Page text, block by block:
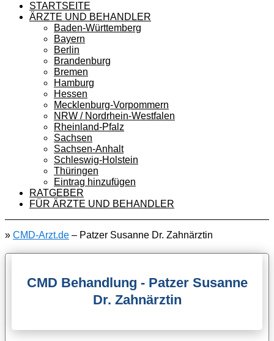
STARTSEITE
ÄRZTE UND BEHANDLER
Baden-Württemberg
Bayern
Berlin
Brandenburg
Bremen
Hamburg
Hessen
Mecklenburg-Vorpommern
NRW / Nordrhein-Westfalen
Rheinland-Pfalz
Sachsen
Sachsen-Anhalt
Schleswig-Holstein
Thüringen
Eintrag hinzufügen
RATGEBER
FÜR ÄRZTE UND BEHANDLER
» CMD-Arzt.de – Patzer Susanne Dr. Zahnärztin
CMD Behandlung - Patzer Susanne
Dr. Zahnärztin